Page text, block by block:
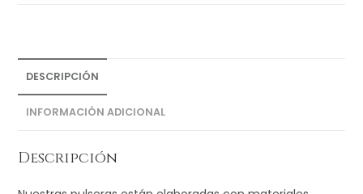
DESCRIPCIÓN
INFORMACIÓN ADICIONAL
Descripción